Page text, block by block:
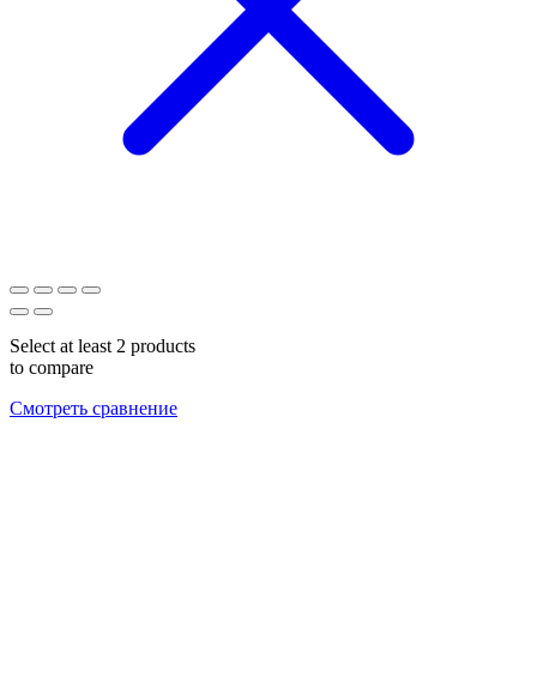
Select at least 2 products
to compare
Смотреть сравнение